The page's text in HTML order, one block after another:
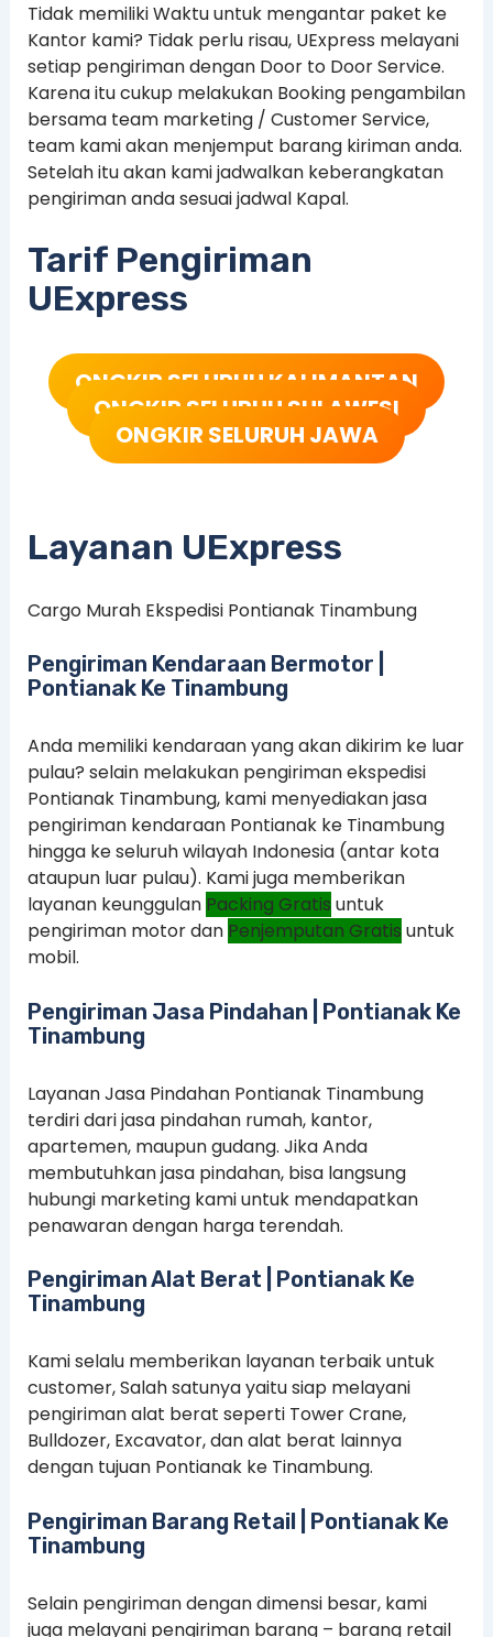
Tidak memiliki Waktu untuk mengantar paket ke
Kantor kami? Tidak perlu risau, UExpress melayani
setiap pengiriman dengan Door to Door Service.
Karena itu cukup melakukan Booking pengambilan
bersama team marketing / Customer Service,
team kami akan menjemput barang kiriman anda.
Setelah itu akan kami jadwalkan keberangkatan
pengiriman anda sesuai jadwal Kapal.
Tarif Pengiriman
UExpress
ONGKIR SELURUH KALIMANTAN
ONGKIR SELURUH SULAWESI
ONGKIR SELURUH JAWA
Layanan UExpress
Cargo Murah Ekspedisi Pontianak Tinambung
Pengiriman Kendaraan Bermotor |
Pontianak Ke Tinambung
Anda memiliki kendaraan yang akan dikirim ke luar
pulau? selain melakukan pengiriman ekspedisi
Pontianak Tinambung, kami menyediakan jasa
pengiriman kendaraan Pontianak ke Tinambung
hingga ke seluruh wilayah Indonesia (antar kota
ataupun luar pulau). Kami juga memberikan
layanan keunggulan Packing Gratis untuk
pengiriman motor dan Penjemputan Gratis untuk
mobil.
Pengiriman Jasa Pindahan | Pontianak Ke
Tinambung
Layanan Jasa Pindahan Pontianak Tinambung
terdiri dari jasa pindahan rumah, kantor,
apartemen, maupun gudang. Jika Anda
membutuhkan jasa pindahan, bisa langsung
hubungi marketing kami untuk mendapatkan
penawaran dengan harga terendah.
Pengiriman Alat Berat | Pontianak Ke
Tinambung
Kami selalu memberikan layanan terbaik untuk
customer, Salah satunya yaitu siap melayani
pengiriman alat berat seperti Tower Crane,
Bulldozer, Excavator, dan alat berat lainnya
dengan tujuan Pontianak ke Tinambung.
Pengiriman Barang Retail | Pontianak Ke
Tinambung
Selain pengiriman dengan dimensi besar, kami
juga melayani pengiriman barang – barang retail